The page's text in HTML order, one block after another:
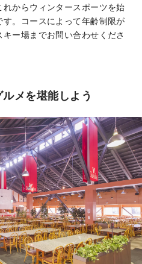
からウィンタースポーツを始
。コースによって年齢制限が
ー場までお問い合わせくださ
メを堪能しよう